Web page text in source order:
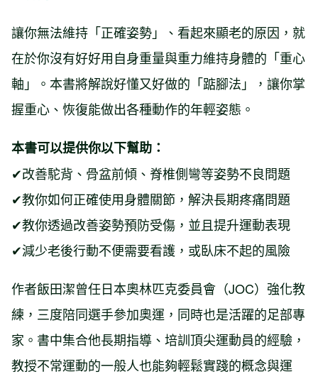
讓你無法維持「正確姿勢」、看起來顯老的原因，就
在於你沒有好好用自身重量與重力維持身體的「重心
軸」。本書將解說好懂又好做的「踮腳法」，讓你掌
握重心、恢復能做出各種動作的年輕姿態。
本書可以提供你以下幫助：
✔改善駝背、骨盆前傾、脊椎側彎等姿勢不良問題
✔教你如何正確使用身體關節，解決長期疼痛問題
✔教你透過改善姿勢預防受傷，並且提升運動表現
✔減少老後行動不便需要看護，或臥床不起的風險
作者飯田潔曾任日本奧林匹克委員會（JOC）強化教
練，三度陪同選手參加奧運，同時也是活躍的足部專
家。書中集合他長期指導、培訓頂尖運動員的經驗，
教授不常運動的一般人也能夠輕鬆實踐的概念與運